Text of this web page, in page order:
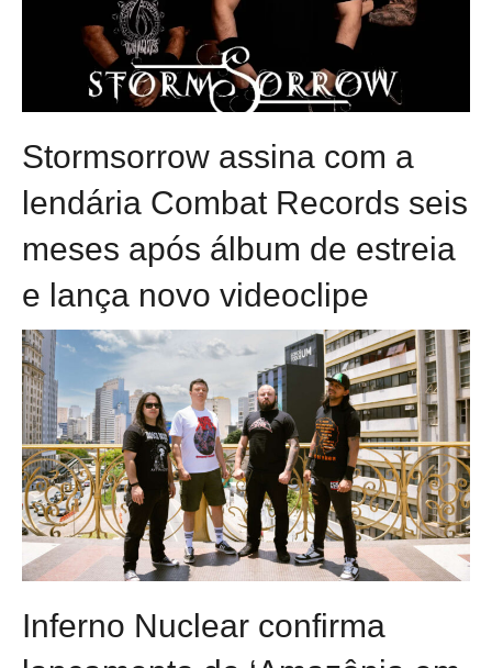
Stormsorrow assina com a
lendária Combat Records seis
meses após álbum de estreia
e lança novo videoclipe
Inferno Nuclear confirma